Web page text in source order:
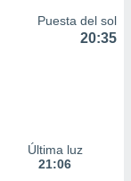
Puesta del sol
20:35
Última luz
21:06